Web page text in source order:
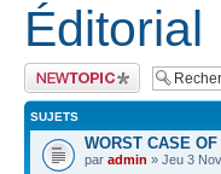
Éditorial
Publier un nouveau
sujet
SUJETS
WORST CASE
par admin » Jeu 3